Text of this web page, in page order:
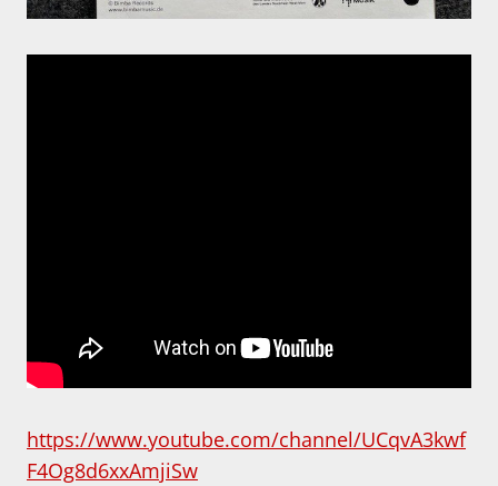
https://www.youtube.com/channel/UCqvA3kwf
F4Og8d6xxAmjiSw